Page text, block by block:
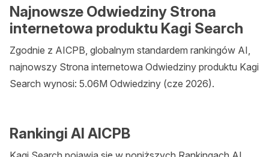
Najnowsze Odwiedziny Strona
internetowa produktu Kagi Search
Zgodnie z AICPB, globalnym standardem rankingów AI,
najnowszy Strona internetowa Odwiedziny produktu Kagi
Search wynosi: 5.06M Odwiedziny (cze 2026).
Rankingi AI AICPB